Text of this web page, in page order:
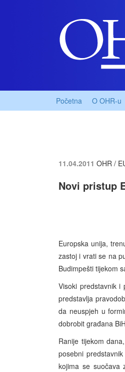
Početna O OHR-u
11.04.2011 OHR /
Novi pristup
Europska unija,
zastoj i vrati se na
Budimpešti tijekom
Visoki predstavnik i
predstavlja
da neuspjeh u
dobrobit građana
Ranije tijekom
posebni
kojima se suočava